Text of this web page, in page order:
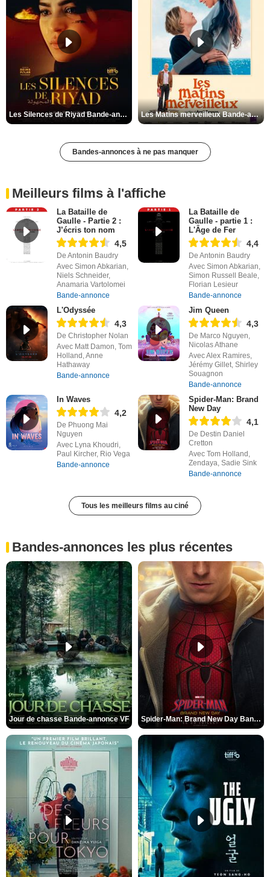
Les Silences de Riyad Bande-annonce VO STFR Les Matins merveilleux Bande-annonce VF
Bandes-annonces à ne pas manquer
Meilleurs films à l'affiche
La Bataille de
Gaulle - Partie 2 :
J’écris ton nom
4,5
De Antonin Baudry
Avec Simon Abkarian,
Niels Schneider,
Anamaria Vartolomei
Bande-annonce
La Bataille de
Gaulle - partie 1 :
L'Âge de Fer
4,4
De Antonin Baudry
Avec Simon Abkarian,
Simon Russell Beale,
Florian Lesieur
Bande-annonce
L'Odyssée
4,3
De Christopher Nolan
Avec Matt Damon, Tom
Holland, Anne
Hathaway
Bande-annonce
Jim Queen
4,3
De Marco Nguyen,
Nicolas Athane
Avec Alex Ramires,
Jérémy Gillet, Shirley
Souagnon
Bande-annonce
In Waves
4,2
De Phuong Mai
Nguyen
Avec Lyna Khoudri,
Paul Kircher, Rio Vega
Bande-annonce
Spider-Man: Brand
New Day
4,1
De Destin Daniel
Cretton
Avec Tom Holland,
Zendaya, Sadie Sink
Bande-annonce
Tous les meilleurs films au ciné
Bandes-annonces les plus récentes
Jour de chasse Bande-annonce VF Spider-Man: Brand New Day Bande-annonce (3) VO STFR